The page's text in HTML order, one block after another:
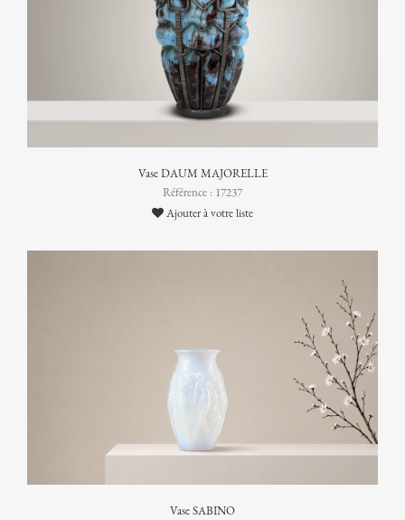
Vase DAUM MAJORELLE
Référence : 17237
Ajouter à votre liste
Vase SABINO